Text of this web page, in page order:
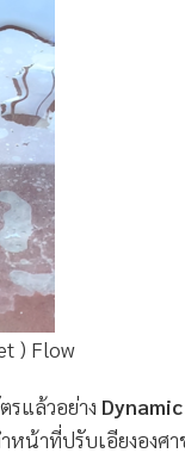
) Flow
แล้วอย่าง Dynamic
หน้าที่ปรับเอียงองศา